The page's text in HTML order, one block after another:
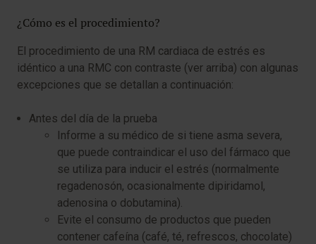
¿Cómo es el procedimiento?
El procedimiento de una RM cardiaca de estrés es
idéntico a una RMC con contraste (ver arriba) con algunas
excepciones que se detallan a continuación:
Antes del día de la prueba
Informe a su médico de si tiene asma severa,
que puede contraindicar el uso del fármaco que
se utiliza para inducir el estrés (normalmente
regadenosón, ocasionalmente dipiridamol,
adenosina o dobutamina).
Evite el consumo de productos que pueden
contener cafeína (café, té, refrescos, chocolate)